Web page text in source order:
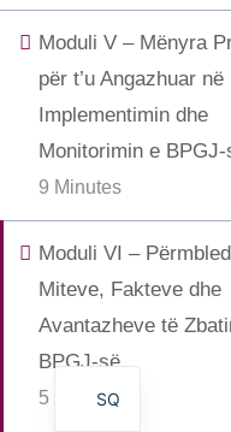
Moduli V – Mënyra
për t’u Angazhuar në
Implementimin dhe
Monitorimin e BPGJ-
9 Minutes
Moduli VI –
Miteve, Fakteve dhe
Avantazheve të
BPGJ-së.
5 Minutes
SQ